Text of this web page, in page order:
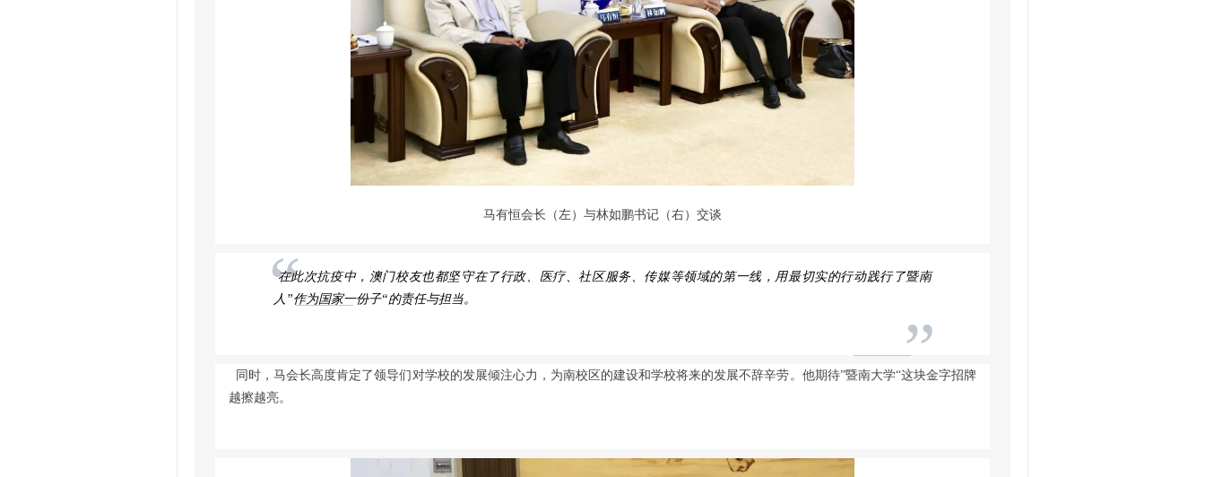
马有恒会长（左）与林如鹏书记（右）交谈
“
在此次抗疫中，澳门校友也都坚守在了行政、医疗、社区服务、传媒等领域的第一线，用最切实的行动践行了暨南
人”作为国家一份子“的责任与担当。
”
同时，马会长高度肯定了领导们对学校的发展倾注心力，为南校区的建设和学校将来的发展不辞辛劳。他期待”暨南大学“这块金字招牌
越擦越亮。